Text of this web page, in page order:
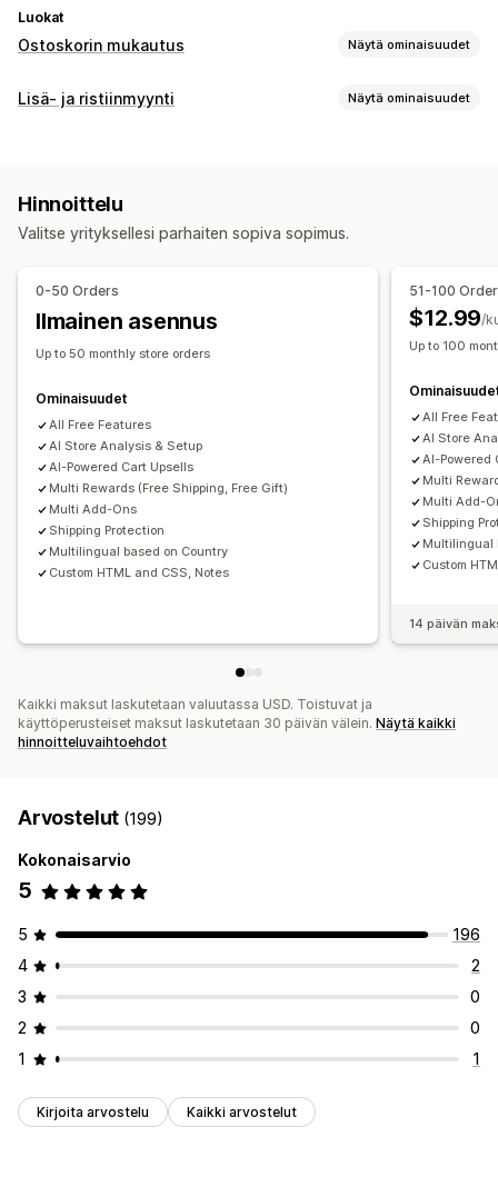
Luokat
Ostoskorin mukautus Näytä ominaisuudet
Ostoskorin näkymä
Mobiiliresponsiivisuus
Paikallaan pysyvä ostoskori
Ehtojen valintaruutu
Lisämyynti
Toimituspalkki
Porrastetut palkinnot
Kassan mukauttaminen
Mukautetut muistiinpanot Automaattiset alennukset
Toimitustapojen säännöt
Piilota pikakassa Monikielisyys
Lisä- ja ristiinmyynti Näytä ominaisuudet
Yhden klikkauksen lisäosat (add-ons)
Paikallaan pysyvä ostoskori
Veto-ostoskori
Vedä ja pudota -editori
Mukautetut säännöt
Tarjoukset ja suositukset
Takuut Toimitussuoja
Lahjan paketointi
Ilmainen toimitus
Tuotesuositukset Usein yhdessä ostetut tuotteet
Volyymialennukset
Porrastetut alennukset
Tekoälysuositukset
Kestotilauksen päivitys/korotus
Etusijakäsittely
Hinnoittelu
Valitse yrityksellesi parhaiten sopiva sopimus.
0-50 Orders
Ilmainen asennus
Up to 50 monthly store orders
Ominaisuudet
All Free Features
AI Store Analysis & Setup
AI-Powered Cart Upsells
Multi Rewards (Free Shipping, Free Gift)
Multi Add-Ons
Shipping Protection
Multilingual based on Country
Custom HTML and CSS, Notes
51-100
$12.99/
Up to 100
All Free
AI Store
AI-Powered
Multi
Multi Add-
Shipping
Multilingual
Custom
14 päivän
Kaikki maksut laskutetaan valuutassa USD. Toistuvat ja
käyttöperusteiset maksut laskutetaan 30 päivän välein. Näytä kaikki
hinnoitteluvaihtoehdot
Arvostelut (199)
Kokonaisarvio
5
5
196
4
2
3
0
2
0
1
1
Kirjoita arvostelu Kaikki arvostelut